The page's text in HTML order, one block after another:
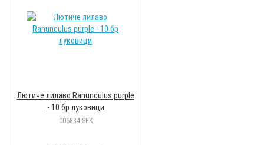
Лютиче лилаво Ranunculus purple
- 10 бр луковици
006834-SEK